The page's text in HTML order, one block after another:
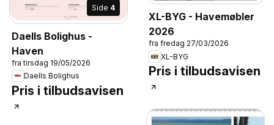
Side 4
Daells Bolighus -
Haven
fra tirsdag 19/05/2026
Daells Bolighus
Pris i tilbudsavisen
XL-BYG - Havemøbler
2026
fra fredag 27/03/2026
XL-BYG
Pris i tilbudsavisen